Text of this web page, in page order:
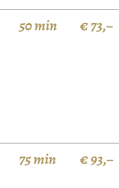
50 min € 73,–
75 min € 93,–